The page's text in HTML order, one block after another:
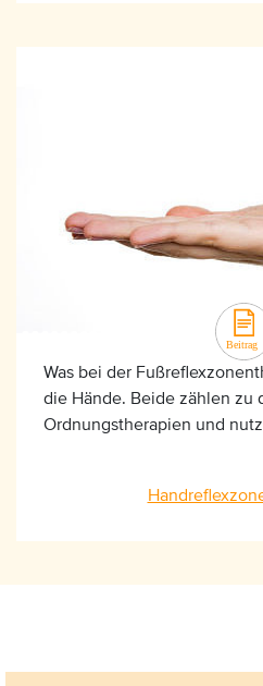
Was bei der
die Hände. Beide zählen zu
Ordnungstherapien und